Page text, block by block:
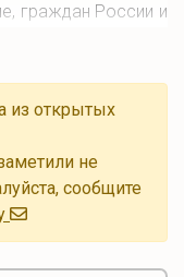
граждан России и
около 70
климатолечения
принятия
два источника
питьевого лечения
из открытых
не
сообщите